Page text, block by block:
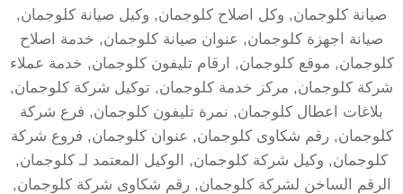
صيانة كلوجمان, وكل اصلاح كلوجمان, وكيل صيانة كلوجمان,
صيانة اجهزة كلوجمان, عنوان صيانة كلوجمان, خدمة اصلاح
كلوجمان, موقع كلوجمان, ارقام تليفون كلوجمان, خدمة عملاء
شركة كلوجمان, مركز خدمة كلوجمان, توكيل شركة كلوجمان,
بلاغات اعطال كلوجمان, نمرة تليفون كلوجمان, فرع شركة
كلوجمان, رقم شكاوى كلوجمان, عنوان كلوجمان, فروع شركة
كلوجمان, وكيل شركة كلوجمان, الوكيل المعتمد لـ كلوجمان,
الرقم الساخن لشركة كلوجمان, رقم شكاوى شركة كلوجمان,